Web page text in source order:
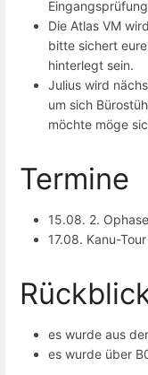
Die Atlas VM
bitte sichert
hinterlegt sein.
Julius wird
um sich
möchte möge
Termine
15.08. 2.
17.08. Kanu-Tour
es wurde aus
es wurde über